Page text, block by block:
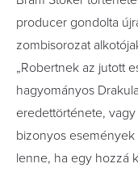
producer gondolta
zombisorozat
„Robertnek az jutott
hagyományos
eredettörténete,
bizonyos
lenne, ha egy hozzá